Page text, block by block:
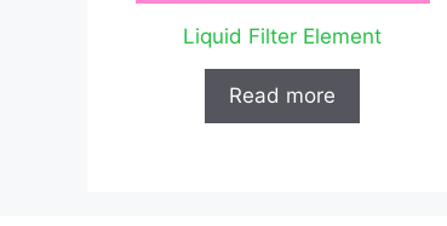
Liquid Filter Element
Read more